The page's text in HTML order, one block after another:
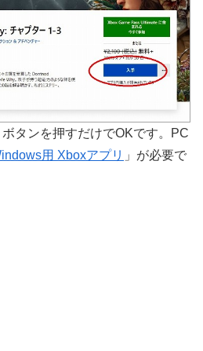
タンを押すだけでOKです。PC
用 Xboxアプリ 」が必要で